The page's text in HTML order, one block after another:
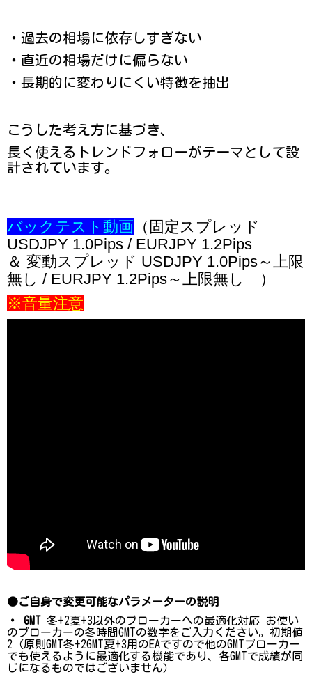
・過去の相場に依存しすぎない
・直近の相場だけに偏らない
・長期的に変わりにくい特徴を抽出
こうした考え方に基づき、
長く使えるトレンドフォローがテーマとして設
計されています。
バックテスト動画 （ 固定スプレッド
USDJPY 1.0Pips / EURJPY 1.2Pips
＆ 変動スプレッド USDJPY 1.0Pips～上限
無し / EURJPY 1.2Pips～上限無し
）
※音量注意
●ご自身で変更可能なパラメーターの説明
・ GMT 冬+2夏+3以外のブローカーへの最適化対応 お使い
のブローカーの冬時間GMTの数字をご入力ください。初期値
2（原則GMT冬+2GMT夏+3用のEAですので他のGMTブローカー
でも使えるように最適化する機能であり、各GMTで成績が同
じになるものではございません）